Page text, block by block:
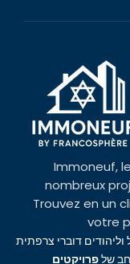
Immoneuf,
nombreux
Trouvez en un
votre
דוברי צרפתית
שלפרויקטים